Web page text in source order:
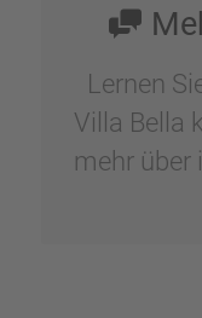
Lernen
Villa Bella
mehr über